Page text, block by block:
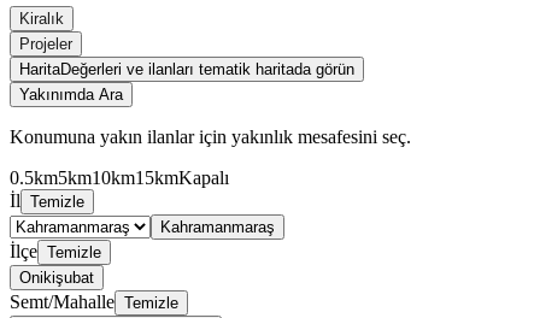
Kiralık
Projeler
HaritaDeğerleri ve ilanları tematik haritada görün
Yakınımda Ara
Konumuna yakın ilanlar için yakınlık mesafesini seç.
0.5km5km10km15kmKapalı
İl Temizle
Kahramanmaraş
İlçe Temizle
Onikişubat
Semt/Mahalle Temizle